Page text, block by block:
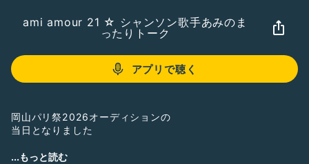
ami amour 21 ☆ シャンソン歌手あみのま
ったりトーク
アプリで聴く
岡山パリ祭2026オーディションの
当日となりました
お月さまが美しい真夜中
...もっと読む